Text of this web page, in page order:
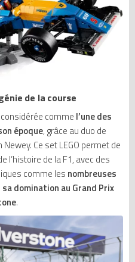
de la course
comme l’une des
époque, grâce au duo de
Ce set LEGO permet de
l’histoire de la F1, avec des
comme les nombreuses
sa domination au Grand Prix
.